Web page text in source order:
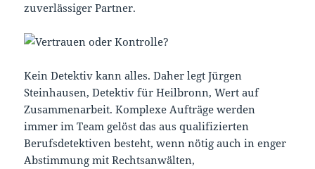
zuverlässiger Partner.
Kein Detektiv kann alles. Daher legt Jürgen
Steinhausen, Detektiv für Heilbronn, Wert auf
Zusammenarbeit. Komplexe Aufträge werden
immer im Team gelöst das aus qualifizierten
Berufsdetektiven besteht, wenn nötig auch in enger
Abstimmung mit Rechtsanwälten,